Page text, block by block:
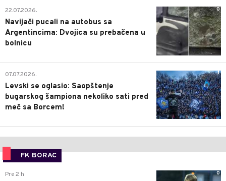
0
22.07.2026.
Navijači pucali na autobus sa
Argentincima: Dvojica su prebačena u
bolnicu
1
07.07.2026.
Levski se oglasio: Saopštenje
bugarskog šampiona nekoliko sati pred
meč sa Borcem!
FK BORAC
0
Pre 2 h